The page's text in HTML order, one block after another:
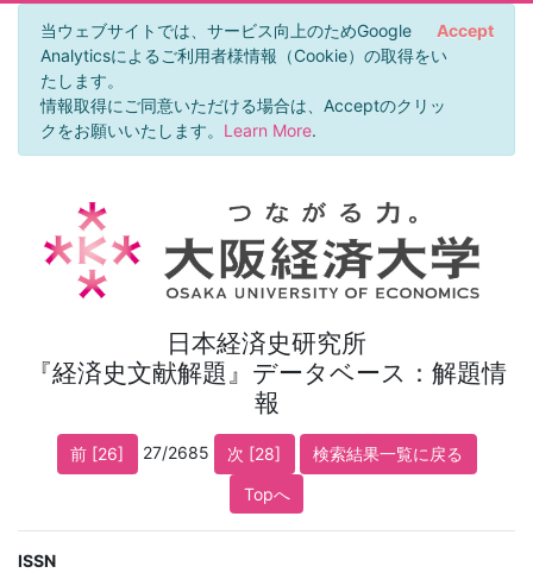
当ウェブサイトでは、サービス向上のためGoogle
Analyticsによるご利用者様情報（Cookie）の取得をい
たします。
情報取得にご同意いただける場合は、Acceptのクリッ
クをお願いいたします。 Learn More.
Accept
日本経済史研究所
『経済史文献解題』データベース：解題情
報
前 [26] 27/2685 次 [28]
検索結果一覧に戻る
Topへ
ISSN